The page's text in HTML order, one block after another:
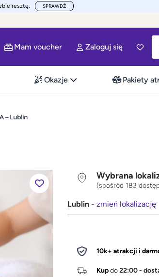
resztę. SPRAWDŹ
Mam voucher Zaloguj się
Okazje Pakiety
– Lublin
Wybrana
(spośród 183
Lublin - zmień lokalizację
10k+ atrakcji i
Kupdo22:00 -